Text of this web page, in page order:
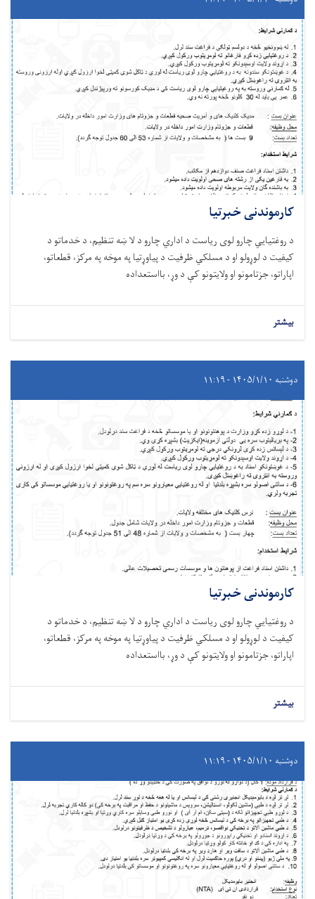
کارموندنی خبرتیا
د روغتيايي چارو لوی ریاست د اداري چارو د لا ښه تنظیم، د خدماتو د
کیفیت د لوړولو او د مسلکي ظرفیت د پیاوړتیا په موخه په مرکز، قطعاتو،
اپاراتو، جزتامونو او ولایتونو کې د وړ، بااستعداده
بیشتر
دوشنبه ۱۴۰۵/۱/۱۰ - ۱۱:۱۹
کارموندنی خبرتیا
د روغتيايي چارو لوی ریاست د اداري چارو د لا ښه تنظیم، د خدماتو د
کیفیت د لوړولو او د مسلکي ظرفیت د پیاوړتیا په موخه په مرکز، قطعاتو،
اپاراتو، جزتامونو او ولایتونو کې د وړ، بااستعداده
بیشتر
دوشنبه ۱۴۰۵/۱/۱۰ - ۱۱:۱۹